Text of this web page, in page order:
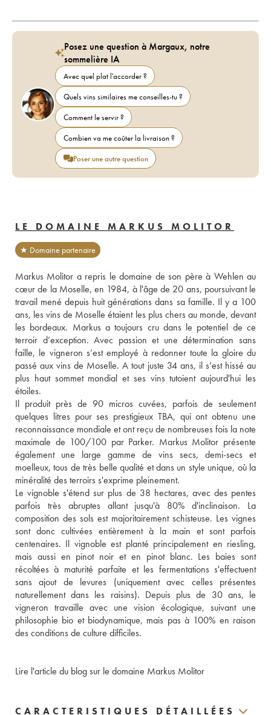
Posez une question à Margaux, notre
sommelière IA
Avec quel plat l'accorder ?
Quels vins similaires me conseilles-tu ?
Comment le servir ?
Combien va me coûter la livraison ?
Poser une autre question
LE DOMAINE MARKUS MOLITOR
★ Domaine partenaire
Markus Molitor a repris le domaine de son père à Wehlen au
cœur de la Moselle, en 1984, à l'âge de 20 ans, poursuivant le
travail mené depuis huit générations dans sa famille. Il y a 100
ans, les vins de Moselle étaient les plus chers au monde, devant
les bordeaux. Markus a toujours cru dans le potentiel de ce
terroir d’exception. Avec passion et une détermination sans
faille, le vigneron s’est employé à redonner toute la gloire du
passé aux vins de Moselle. A tout juste 34 ans, il s’est hissé au
plus haut sommet mondial et ses vins tutoient aujourd'hui les
étoiles.
Il produit près de 90 micros cuvées, parfois de seulement
quelques litres pour ses prestigieux TBA, qui ont obtenu une
reconnaissance mondiale et ont reçu de nombreuses fois la note
maximale de 100/100 par Parker. Markus Molitor présente
également une large gamme de vins secs, demi-secs et
moelleux, tous de très belle qualité et dans un style unique, où la
minéralité des terroirs s'exprime pleinement.
Le vignoble s'étend sur plus de 38 hectares, avec des pentes
parfois très abruptes allant jusqu'à 80% d'inclinaison. La
composition des sols est majoritairement schisteuse. Les vignes
sont donc cultivées entièrement à la main et sont parfois
centenaires. Il vignoble est planté principalement en riesling,
mais aussi en pinot noir et en pinot blanc. Les baies sont
récoltées à maturité parfaite et les fermentations s'effectuent
sans ajout de levures (uniquement avec celles présentes
naturellement dans les raisins). Depuis plus de 30 ans, le
vigneron travaille avec une vision écologique, suivant une
philosophie bio et biodynamique, mais pas à 100% en raison
des conditions de culture difficiles.
Lire l'article du blog sur le domaine Markus Molitor
CARACTERISTIQUES DÉTAILLÉES